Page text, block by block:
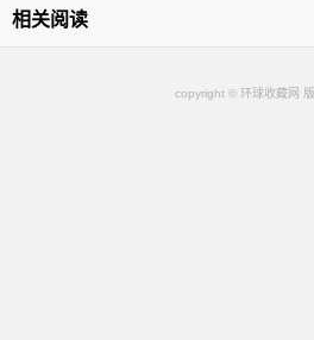
相关阅读
copyright © 环球收藏网